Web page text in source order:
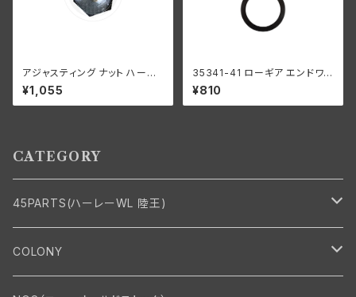
アジャスティング ナット ハーレ
ーダビッドソン 全スプリンガー
モデル クロームメッキ
¥1,055
35341-41 ローギア エンドワッ
シャー1個
¥810
CATEGORY
45PARTS(ハーレーWL 陸王)
エンジン
COLONY